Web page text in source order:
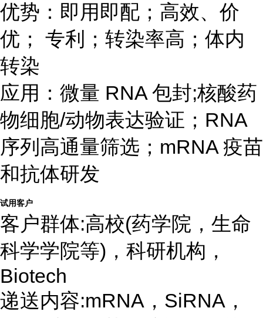
优势：即用即配；高效、价
优； 专利；转染率高；体内
转染
应用：微量 RNA 包封;核酸药
物细胞/动物表达验证；RNA
序列高通量筛选；mRNA 疫苗
和抗体研发
试用客户
客户群体:高校(药学院，生命
科学学院等)，科研机构，
Biotech
递送内容:mRNA，SiRNA，